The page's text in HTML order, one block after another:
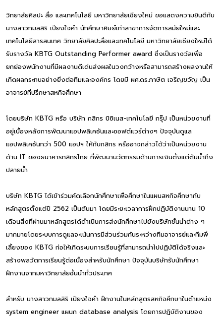
วิทยาลัยศิลปะ สื่อ และเทคโนโลยี มหาวิทยาลัยเชียงใหม่ ขอแสดงความยินดีกับ
นางสาวกมลสิริ เปียงใจคำ นักศึกษาศิษย์เก่าสาขาการจัดการสมัยใหม่และ
เทคโนโลยีสารสนเทศ วิทยาลัยศิลปะสื่อและเทคโนโลยี มหาวิทยาลัยเชียงใหม่ได้
รับรางวัล KBTG Outstanding Performer award ซึ่งเป็นรางวัลเพื่อ
ยกย่องพนักงานที่มีผลงานดีเด่นส่งผลในวงกว้างหรือสามารถสร้างผลงานให้
เกิดผลกระทบอย่างยิ่งต่อทีมและองค์กร โดยมี ผศ.ดร.ภาษิต เจริญขวัญ เป็น
อาจารย์ที่ปรึกษาสหกิจศึกษา
โดยบริษัท KBTG หรือ บริษัท กสิกร บิซิเนส-เทคโนโลยี กรุ๊ป เป็นหน่วยงานที่
อยู่เบื้องหลังการพัฒนาแอปพลิเคชันและซอฟต์แวร์ต่างๆ ปัจจุบันดูแล
แอปพลิเคชันกว่า 500 แอปฯ ให้กับกสิกร หรืออาจกล่าวได้ว่าเป็นหน่วยงาน
ด้าน IT ของธนาคารกสิกรไทย ที่พัฒนานวัตกรรมด้านการเงินตั้งแต่ต้นน้ำถึง
ปลายน้ำ
บริษัท KBTG ได้เข้าร่วมคัดเลือกนักศึกษาเพื่อศึกษาในแผนสหกิจศึกษากับ
หลักสูตรตั้งแต่ปี 2562 เป็นต้นมา โดยมีระยะเวลาการฝึกปฏิบัติงานนาน 10
เดือนสิ่งที่ผ่านมาหลักสูตรได้ดำเนินการส่งนักศึกษาไปยังบริษัทชั้นนำต่าง ๆ
มากมายโดยระบบการดูแลจะเน้นการมีส่วนร่วมกันระหว่างทีมอาจารย์และทีมพี่
เลี้ยงของ KBTG ก่อให้เกิดระบบการเรียนรู้ที่สามารถนำไปปฏิบัติได้จริงและ
สร้างพลวัตการเรียนรู้ต่อเนื่องสำหรับนักศึกษา ปัจจุบันบริษัทรับนักศึกษา
ฝึกงานจากมหาวิทยาลัยชั้นนำทั่วประเทศ
สำหรับ นางสาวกมลสิริ เปียงใจคำ ฝึกงานในหลักสูตรสหกิจศึกษาในตำแหน่ง
system engineer แผนก database analysis โดยการปฏิบัติงานของ